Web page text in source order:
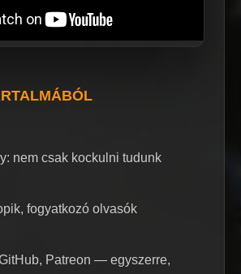
nem csak kockulni tudunk
fogyatkozó olvasók
Patreon — egyszerre,